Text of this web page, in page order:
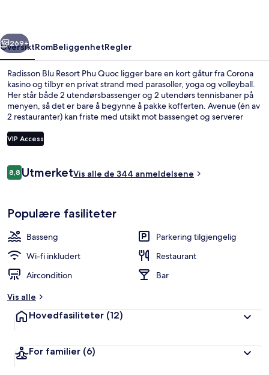
Suite, sjøutsikt | Fasade – kveld/natt
Neste
269+
OversiktRomBeliggenhetRegler
Radisson Blu Resort Phu Quoc ligger bare en kort gåtur fra Corona
kasino og tilbyr en privat strand med parasoller, yoga og volleyball.
Her står både 2 utendørsbassenger og 2 utendørs tennisbaner på
menyen, så det er bare å begynne å pakke kofferten. Avenue (én av
2 restauranter) kan friste med utsikt mot bassenget og serverer
hotellet i luksuriøs stil er blant annet 2 barer/lounger, en barneklubb
(inkludert) og en strandbar. ANdre reisende skryter av den vennlige
VIP Access
Anmeldelser
8,88,8 av 10 –
UtmerketVis alle de 344 anmeldelsene
Populære fasiliteter
Basseng
Parkering tilgjengelig
Wi-fi inkludert
Restaurant
Aircondition
Bar
Vis alle
Hovedfasiliteter (12)
For familier (6)